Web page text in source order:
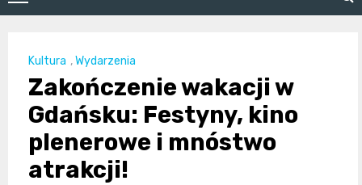
Kultura ,Wydarzenia
Zakończenie wakacji w
Gdańsku: Festyny, kino
plenerowe i mnóstwo
atrakcji!